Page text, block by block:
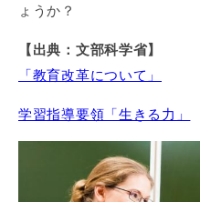
ょうか？
【出典：文部科学省】
「教育改革について」
学習指導要領「生きる力」